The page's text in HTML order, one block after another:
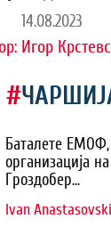
14.08.2023
Игор
#
Баталете
организација
Гроздобер...
Ivan Anastasovski